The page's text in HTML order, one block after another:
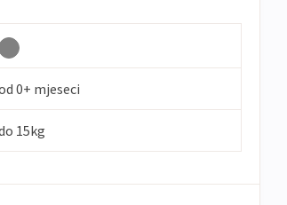
0+ mjeseci
15kg